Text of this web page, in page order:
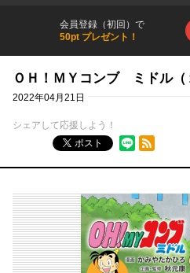
会員登録（初回）で
50pt プレゼント！
ＯＨ！ＭＹコンブ ミドル（
2022年04月21日
シェアして応援しよう！
ポスト
RSSフィード